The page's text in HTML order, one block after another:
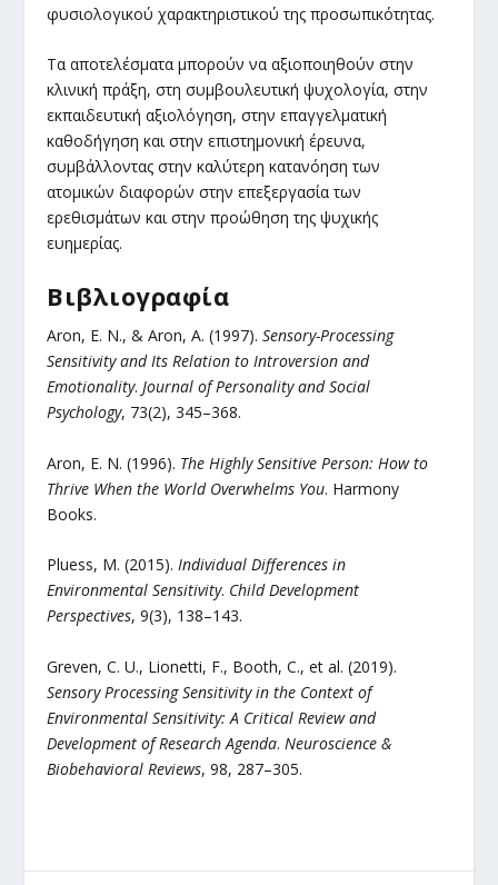
φυσιολογικού χαρακτηριστικού της προσωπικότητας.
Τα αποτελέσματα μπορούν να αξιοποιηθούν στην
κλινική πράξη, στη συμβουλευτική ψυχολογία, στην
εκπαιδευτική αξιολόγηση, στην επαγγελματική
καθοδήγηση και στην επιστημονική έρευνα,
συμβάλλοντας στην καλύτερη κατανόηση των
ατομικών διαφορών στην επεξεργασία των
ερεθισμάτων και στην προώθηση της ψυχικής
ευημερίας.
Βιβλιογραφία
Aron, E. N., & Aron, A. (1997).Sensory-Processing
Sensitivity and Its Relation to Introversion and
Emotionality.Journal of Personality and Social
Psychology, 73(2), 345–368.
Aron, E. N. (1996). The Highly Sensitive Person: How to
Thrive When the World Overwhelms You. Harmony
Books.
Pluess, M. (2015).Individual Differences in
Environmental Sensitivity. Child Development
Perspectives, 9(3), 138–143.
Greven, C. U., Lionetti, F., Booth, C., et al. (2019).
Sensory Processing Sensitivity in the Context of
Environmental Sensitivity: A Critical Review and
Development of Research Agenda.Neuroscience &
Biobehavioral Reviews, 98, 287–305.